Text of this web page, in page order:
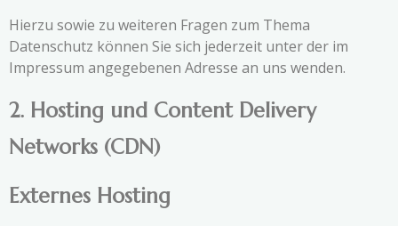
Hierzu sowie zu weiteren Fragen zum Thema
Datenschutz können Sie sich jederzeit unter der im
Impressum angegebenen Adresse an uns wenden.
2. Hosting und Content Delivery
Networks (CDN)
Externes Hosting